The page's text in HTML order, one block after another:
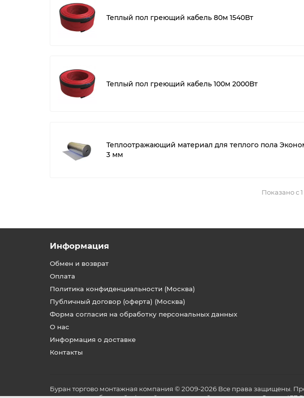
Теплый пол греющий кабель 80м 1540Вт
Теплый пол греющий кабель 100м 2000Вт
Теплоотражающий материал для теплого пола
3 мм
Показано с 1
Информация
Обмен и возврат
Оплата
Политика конфиденциальности (Москва)
Публичный договор (оферта) (Москва)
Форма согласия на обработку персональных данных
О нас
Информация о доставке
Контакты
Буран торгово монтажная компания © 2009-2026 Все права защищены.